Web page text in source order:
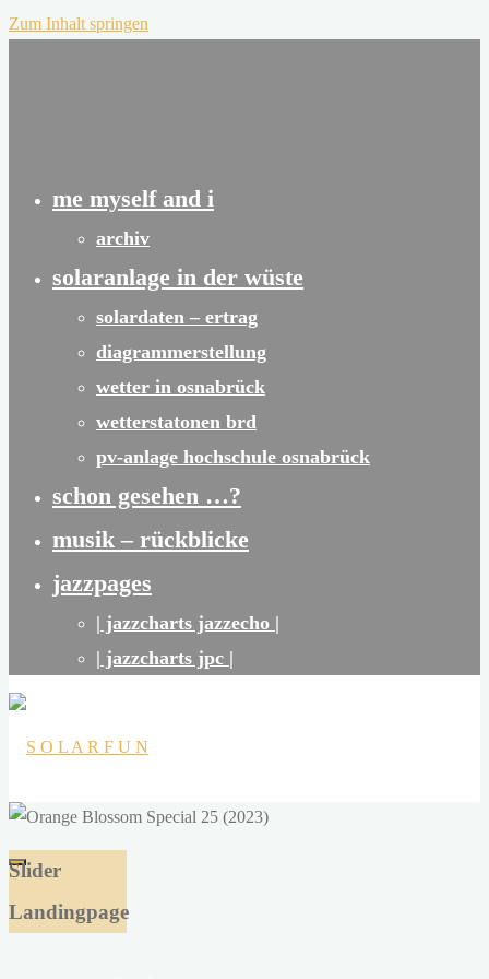
Zum Inhalt springen
me myself and i
archiv
solaranlage in der wüste
solardaten – ertrag
diagrammerstellung
wetter in osnabrück
wetterstatonen brd
pv-anlage hochschule osnabrück
schon gesehen …?
musik – rückblicke
jazzpages
| jazzcharts jazzecho |
| jazzcharts jpc |
S
O
L
Slider
Landingpage